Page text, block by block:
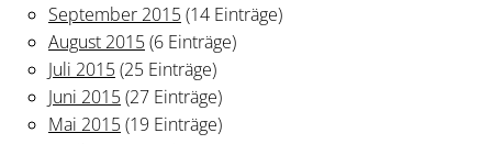
September 2015(14 Einträge)
August 2015(6 Einträge)
Juli 2015(25 Einträge)
Juni 2015(27 Einträge)
Mai 2015(19 Einträge)